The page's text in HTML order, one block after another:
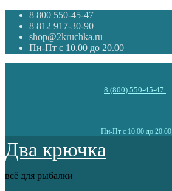
8 800 550-45-47
8 812 917-30-90
shop@2kruchka.ru
Пн-Пт с 10.00 до 20.00
8 (800) 550-45-47
Пн-Пт с 10.00 до 20.00
Два крючка
всё для рыбалки